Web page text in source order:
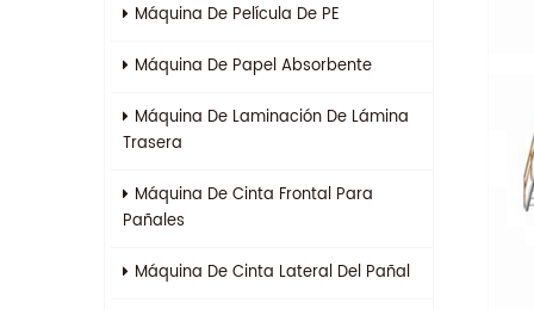
Máquina De Película De PE
Máquina De Papel Absorbente
Máquina De Laminación De Lámina
Trasera
Máquina De Cinta Frontal Para
Pañales
Máquina De Cinta Lateral Del Pañal